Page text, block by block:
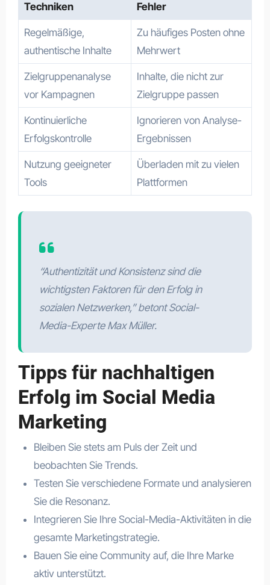
Techniken Fehler
Regelmäßige,
authentische Inhalte
Zu häufiges Posten ohne
Mehrwert
Zielgruppenanalyse
vor Kampagnen
Inhalte, die nicht zur
Zielgruppe passen
Kontinuierliche
Erfolgskontrolle
Ignorieren von Analyse-
Ergebnissen
Nutzung geeigneter
Tools
Überladen mit zu vielen
Plattformen
“Authentizität und Konsistenz sind die
wichtigsten Faktoren für den Erfolg in
sozialen Netzwerken,” betont Social-
Media-Experte Max Müller.
Tipps für nachhaltigen
Erfolg im Social Media
Marketing
Bleiben Sie stets am Puls der Zeit und
beobachten Sie Trends.
Testen Sie verschiedene Formate und analysieren
Sie die Resonanz.
Integrieren Sie Ihre Social-Media-Aktivitäten in die
gesamte Marketingstrategie.
Bauen Sie eine Community auf, die Ihre Marke
aktiv unterstützt.